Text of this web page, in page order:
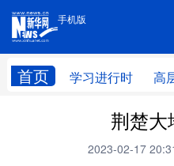
手机版
首页 学习进行时 高
手机版
网
高层
财经
荆楚
2023-02-17